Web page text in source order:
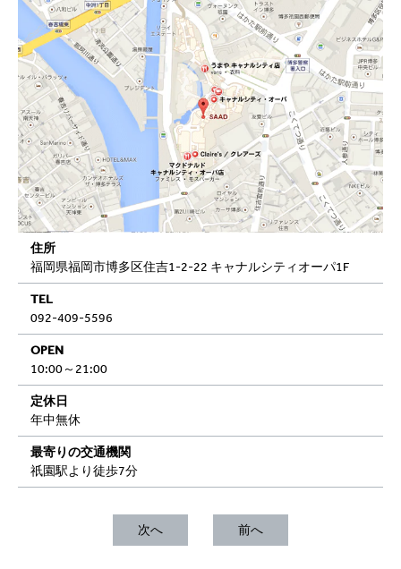
住所
福岡県福岡市博多区住吉1-2-22 キャナルシティオーパ1F
TEL
092-409-5596
OPEN
10:00～21:00
定休日
年中無休
最寄りの交通機関
祇園駅より徒歩7分
次へ 前へ